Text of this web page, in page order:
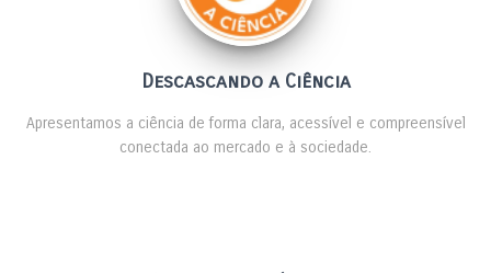
Descascando a Ciência
Apresentamos a ciência de forma clara, acessível e compreensível
conectada ao mercado e à sociedade.